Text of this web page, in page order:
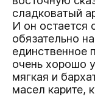
сладковатый
И он остается
обязательно
единственное
очень хорошо
мягкая и
масел карите,